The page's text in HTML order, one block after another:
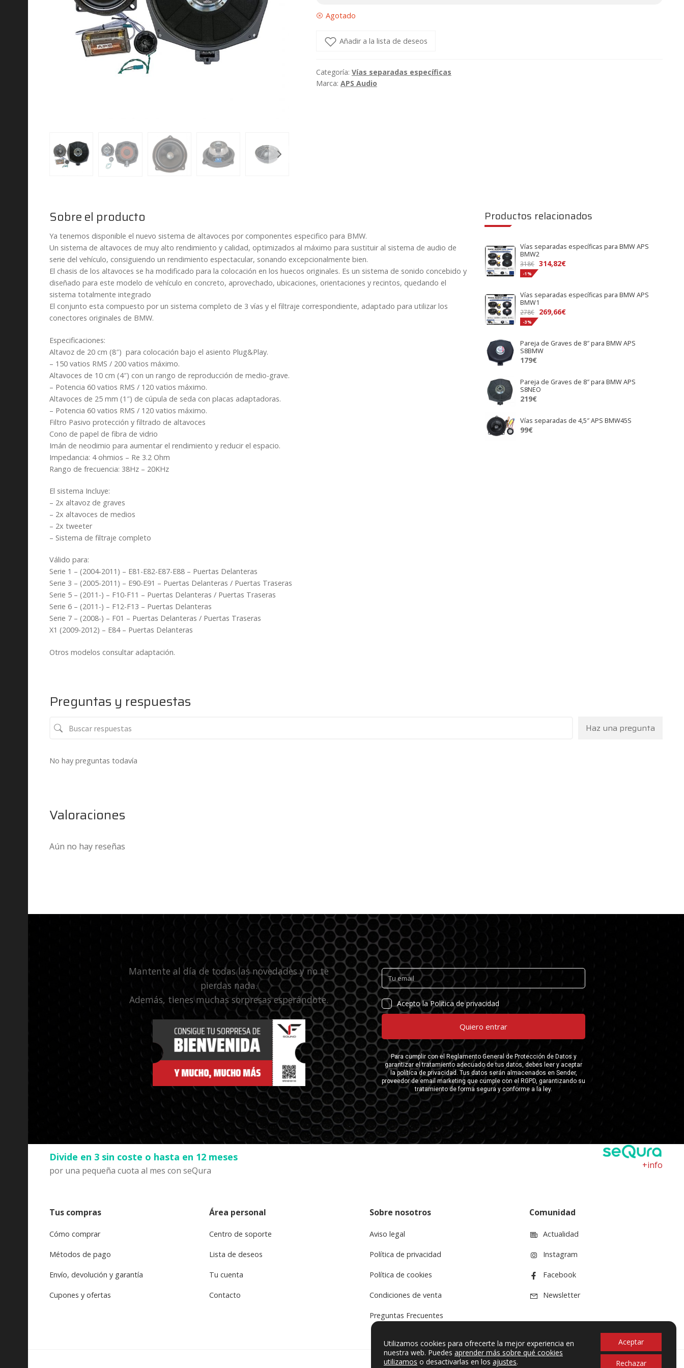
Agotado
Añadir a la lista de deseos
Categoría: Vías separadas específicas
Marca: APS Audio
Sobre el producto
Ya tenemos disponible el nuevo sistema de altavoces por componentes especifico para BMW.
Un sistema de altavoces de muy alto rendimiento y calidad, optimizados al máximo para sustituir al sistema de audio de
serie del vehículo, consiguiendo un rendimiento espectacular, sonando excepcionalmente bien.
El chasis de los altavoces se ha modificado para la colocación en los huecos originales. Es un sistema de sonido concebido y
diseñado para este modelo de vehículo en concreto, aprovechado, ubicaciones, orientaciones y recintos, quedando el
sistema totalmente integrado
El conjunto esta compuesto por un sistema completo de 3 vías y el filtraje correspondiente, adaptado para utilizar los
conectores originales de BMW.
Especificaciones:
Altavoz de 20 cm (8″) para colocación bajo el asiento Plug&Play.
– 150 vatios RMS / 200 vatios máximo.
Altavoces de 10 cm (4″) con un rango de reproducción de medio-grave.
– Potencia 60 vatios RMS / 120 vatios máximo.
Altavoces de 25 mm (1″) de cúpula de seda con placas adaptadoras.
– Potencia 60 vatios RMS / 120 vatios máximo.
Filtro Pasivo protección y filtrado de altavoces
Cono de papel de fibra de vidrio
Imán de neodimio para aumentar el rendimiento y reducir el espacio.
Impedancia: 4 ohmios – Re 3.2 Ohm
Rango de frecuencia: 38Hz – 20KHz
El sistema Incluye:
– 2x altavoz de graves
– 2x altavoces de medios
– 2x tweeter
– Sistema de filtraje completo
Válido para:
Serie 1 – (2004-2011) – E81-E82-E87-E88 – Puertas Delanteras
Serie 3 – (2005-2011) – E90-E91 – Puertas Delanteras / Puertas Traseras
Serie 5 – (2011-) – F10-F11 – Puertas Delanteras / Puertas Traseras
Serie 6 – (2011-) – F12-F13 – Puertas Delanteras
Serie 7 – (2008-) – F01 – Puertas Delanteras / Puertas Traseras
X1 (2009-2012) – E84 – Puertas Delanteras
Otros modelos consultar adaptación.
Productos relacionados
Vías separadas específicas para BMW APS
BMW2
318€ El
precio
era:
318€.
314,82€El
es:
314,82€.
-1%
Vías separadas específicas para BMW APS
BMW1
278€
El
precio
era:
278€.
269,66€El
es:
-3%
Pareja de Graves de 8″ para BMW APS
S8BMW
179€
Pareja de Graves de 8″ para BMW APS
S8NEO
219€
Vías separadas de 4,5″ APS BMW45S
99€
Preguntas y respuestas
Haz una pregunta
No hay preguntas todavía
Valoraciones
Aún no hay reseñas
Mantente al día de todas las novedades y no te
pierdas nada.
Además, tienes muchas sorpresas esperándote.
Divide en 3 sin coste o hasta en 12 meses
por una pequeña cuota al mes con seQura
+info
Tus compras
Cómo comprar
Métodos de pago
Envío, devolución y garantía
Cupones y ofertas
Área personal
Centro de soporte
Lista de deseos
Tu cuenta
Contacto
Sobre nosotros
Aviso legal
Política de privacidad
Política de cookies
Condiciones de venta
Preguntas Frecuentes
Comunidad
Actualidad
Instagram
Facebook
Newsletter
Utilizamos cookies para ofrecerte la mejor experiencia en
nuestra web. Puedes aprender más sobre qué cookies
utilizamos o desactivarlas en los ajustes.
Aceptar
Rechazar